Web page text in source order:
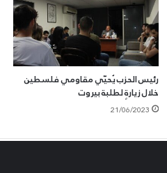
رئيس الحزب يُحيّي مقاومي فلسطين
خلال زيارةٍ لطلبة بيروت
21/06/2023